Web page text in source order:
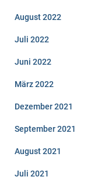
August 2022
Juli 2022
Juni 2022
März 2022
Dezember 2021
September 2021
August 2021
Juli 2021